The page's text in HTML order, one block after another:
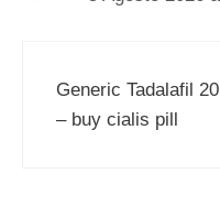
Generic Tadalafil
– buy cialis pill